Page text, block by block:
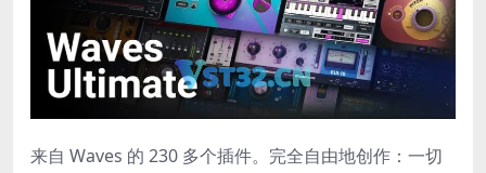
来自 Waves 的 230 多个插件。完全自由地创作：一切